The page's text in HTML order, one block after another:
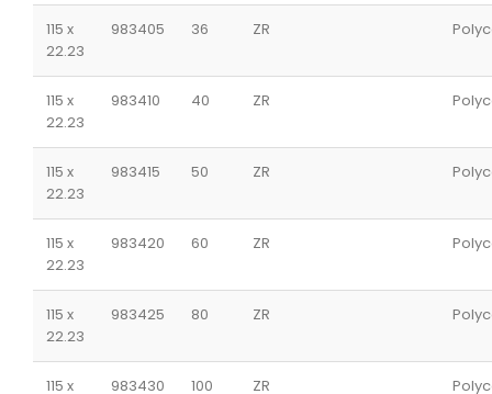
115 x
22.23
983405 36 ZR
115 x
22.23
983410 40 ZR
115 x
22.23
983415 50 ZR
115 x
22.23
983420 60 ZR
115 x
22.23
983425 80 ZR
115 x 983430 100 ZR